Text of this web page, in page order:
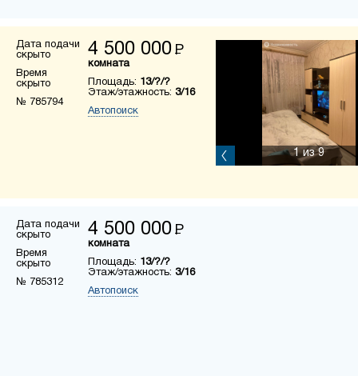
Дата подачи
скрыто
Время
скрыто
№ 785794
4 500 000 Р
комната
Площадь: 13/?/?
Этаж/этажность: 3/16
Автопоиск
1из 9
Дата подачи
скрыто
Время
скрыто
№ 785312
4 500 000 Р
комната
Площадь: 13/?/?
Этаж/этажность: 3/16
Автопоиск